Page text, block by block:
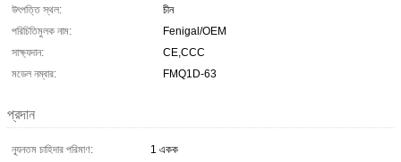
উৎপত্তি স্থল:
চীন
পরিচিতিমুলক নাম:
Fenigal/OEM
সাক্ষ্যদান:
CE,CCC
মডেল নম্বার:
FMQ1D-63
প্রদান
ন্যূনতম চাহিদার পরিমাণ:
1 একক